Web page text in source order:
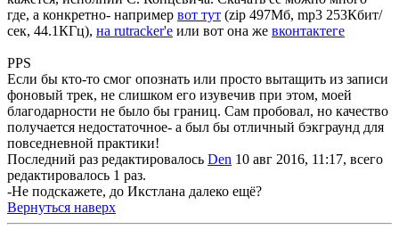
где, а конкретно- например вот тут (zip 497Мб, mp3 253Кбит/
сек, 44.1КГц), на rutracker'е или вот она же вконтактеге
PPS
Если бы кто-то смог опознать или просто вытащить из записи
фоновый трек, не слишком его изувечив при этом, моей
благодарности не было бы границ. Сам пробовал, но качество
получается недостаточное- а был бы отличный бэкграунд для
повседневной практики!
Последний раз редактировалось Den 10 авг 2016, 11:17, всего
редактировалось 1 раз.
-Не подскажете, до Икстлана далеко ещё?
Вернуться наверх